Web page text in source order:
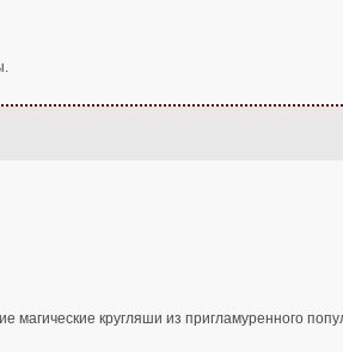
магические кругляши из пригламуренного